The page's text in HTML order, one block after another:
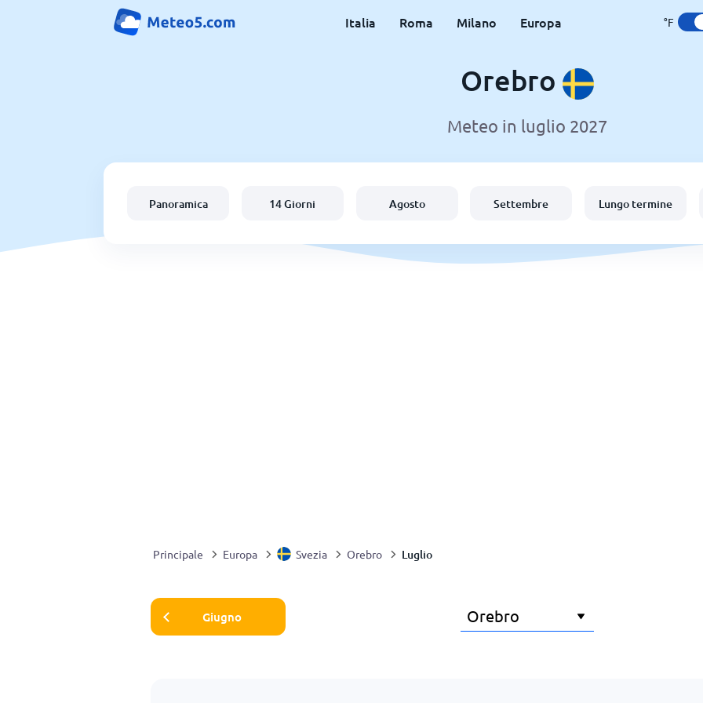
Italia Roma Milano Europa °F
Orebro
Meteo in luglio 2027
Panoramica 14 Giorni Agosto Settembre Lungo termine
Principale Europa Svezia Orebro Luglio
Giugno